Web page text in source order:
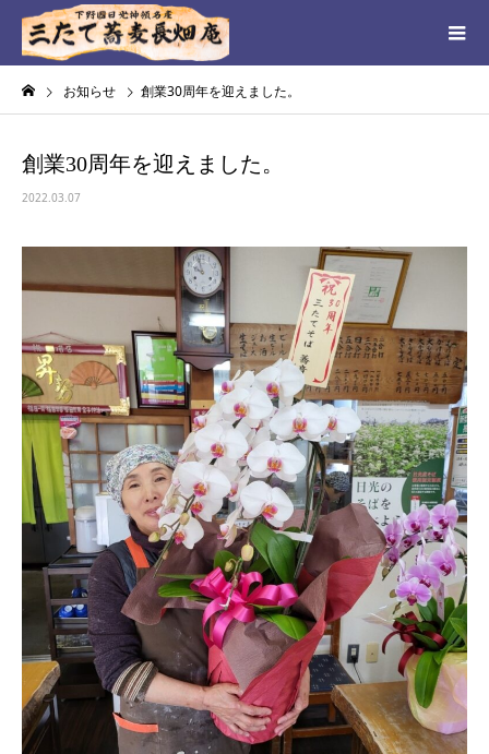
お知らせ 創業30周年を迎えました。
創業30周年を迎えました。
2022.03.07